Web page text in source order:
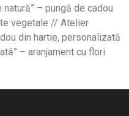
natură” – pungă de cadou
vegetale // Atelier
din hartie, personalizată
– aranjament cu flori